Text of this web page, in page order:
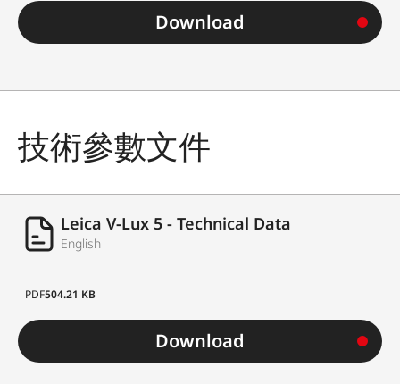
Download
技術參數文件
Leica V-Lux 5 - Technical Data
English
PDF504.21 KB
Download